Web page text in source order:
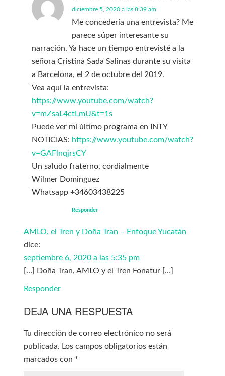
diciembre 5, 2020 a las 8:39 am
Me concedería una entrevista? Me
parece súper interesante su
narración. Ya hace un tiempo entrevisté a la
señora Cristina Sada Salinas durante su visita
a Barcelona, el 2 de octubre del 2019.
Vea aquí la entrevista:
https://www.youtube.com/watch?
v=mZsaL4ctLmU&t=1s
Puede ver mi último programa en INTY
NOTICIAS: https://www.youtube.com/watch?
v=GAFlnqjrsCY
Un saludo fraterno, cordialmente
Wilmer Dominguez
Whatsapp +34603438225
Responder
AMLO, el Tren y Doña Tran – Enfoque Yucatán
dice:
septiembre 6, 2020 a las 5:35 pm
[…] Doña Tran, AMLO y el Tren Fonatur […]
Responder
DEJA UNA RESPUESTA
Tu dirección de correo electrónico no será
publicada. Los campos obligatorios están
marcados con *